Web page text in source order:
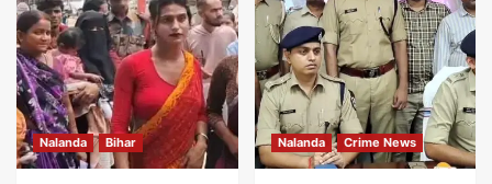
Nalanda Bihar Nalanda Crime News